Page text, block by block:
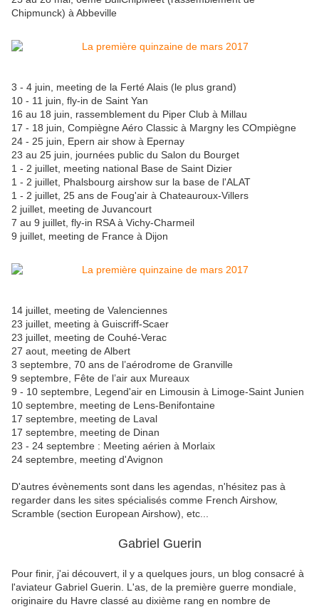
Chipmunck) à Abbeville
3 - 4 juin, meeting de la Ferté Alais (le plus grand)
10 - 11 juin, fly-in de Saint Yan
16 au 18 juin, rassemblement du Piper Club à Millau
17 - 18 juin, Compiègne Aéro Classic à Margny les COmpiègne
24 - 25 juin, Epern air show à Epernay
23 au 25 juin, journées public du Salon du Bourget
1 - 2 juillet, meeting national Base de Saint Dizier
1 - 2 juillet, Phalsbourg airshow sur la base de l'ALAT
1 - 2 juillet, 25 ans de Foug'air à Chateauroux-Villers
2 juillet, meeting de Juvancourt
7 au 9 juillet, fly-in RSA à Vichy-Charmeil
9 juillet, meeting de France à Dijon
14 juillet, meeting de Valenciennes
23 juillet, meeting à Guiscriff-Scaer
23 juillet, meeting de Couhé-Verac
27 aout, meeting de Albert
3 septembre, 70 ans de l’aérodrome de Granville
9 septembre, Fête de l’air aux Mureaux
9 - 10 septembre, Legend'air en Limousin à Limoge-Saint Junien
10 septembre, meeting de Lens-Benifontaine
17 septembre, meeting de Laval
17 septembre, meeting de Dinan
23 - 24 septembre : Meeting aérien à Morlaix
24 septembre, meeting d'Avignon
D'autres évènements sont dans les agendas, n'hésitez pas à
regarder dans les sites spécialisés comme French Airshow,
Scramble (section European Airshow), etc...
Gabriel Guerin
Pour finir, j'ai découvert, il y a quelques jours, un blog consacré à
l'aviateur Gabriel Guerin. L'as, de la première guerre mondiale,
originaire du Havre classé au dixième rang en nombre de